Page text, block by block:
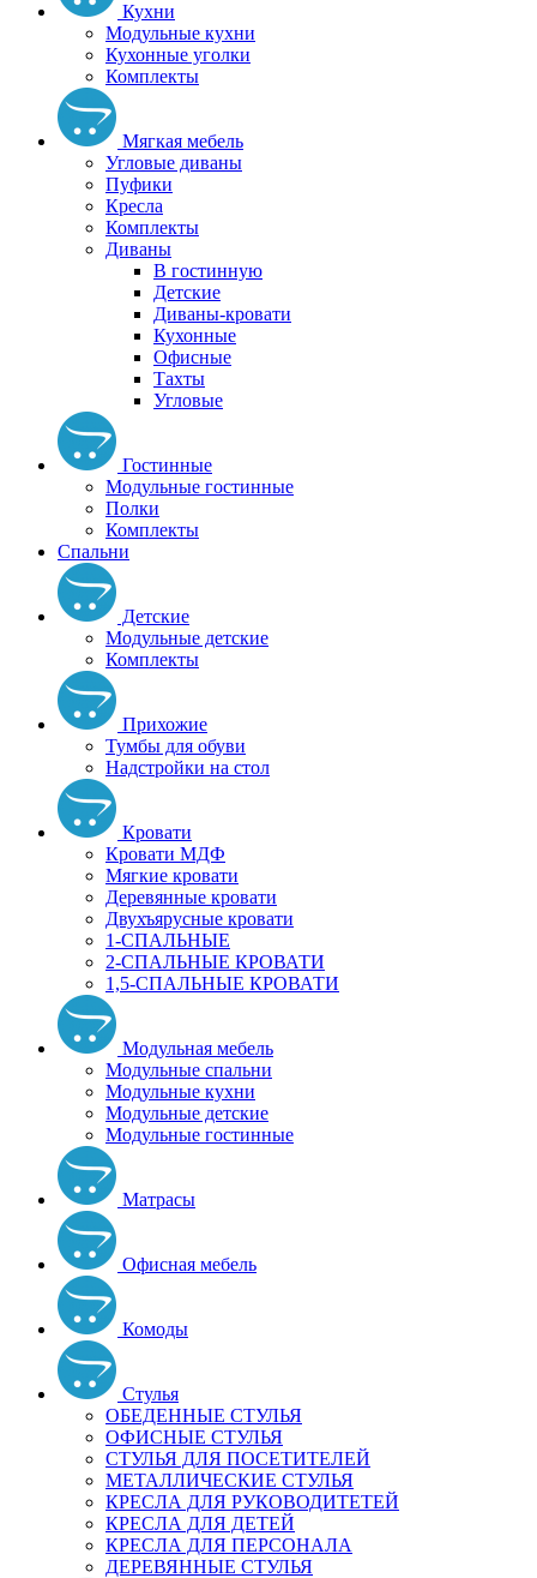
Кухни
Модульные кухни
Кухонные уголки
Комплекты
Мягкая мебель
Угловые диваны
Пуфики
Кресла
Комплекты
Диваны
В гостинную
Детские
Диваны-кровати
Кухонные
Офисные
Тахты
Угловые
Гостинные
Модульные гостинные
Полки
Комплекты
Спальни
Детские
Модульные детские
Комплекты
Прихожие
Тумбы для обуви
Надстройки на стол
Кровати
Кровати МДФ
Мягкие кровати
Деревянные кровати
Двухъярусные кровати
1-СПАЛЬНЫЕ
2-СПАЛЬНЫЕ КРОВАТИ
1,5-СПАЛЬНЫЕ КРОВАТИ
Модульная мебель
Модульные спальни
Модульные кухни
Модульные детские
Модульные гостинные
Матрасы
Офисная мебель
Комоды
Стулья
ОБЕДЕННЫЕ СТУЛЬЯ
ОФИСНЫЕ СТУЛЬЯ
СТУЛЬЯ ДЛЯ ПОСЕТИТЕЛЕЙ
МЕТАЛЛИЧЕСКИЕ СТУЛЬЯ
КРЕСЛА ДЛЯ РУКОВОДИТЕТЕЙ
КРЕСЛА ДЛЯ ДЕТЕЙ
КРЕСЛА ДЛЯ ПЕРСОНАЛА
ДЕРЕВЯННЫЕ СТУЛЬЯ